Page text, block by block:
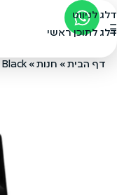
דלג לניווט
דלג לתוכן ראשי
דף הבית» חנות»
Black